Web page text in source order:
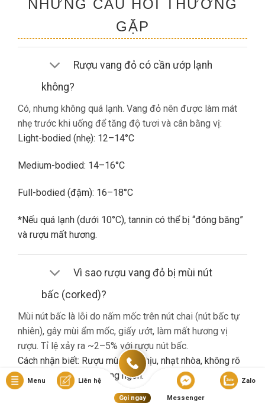
NHỮNG CÂU HỎI THƯỜNG
GẶP
Rượu vang đỏ có cần ướp lạnh
không?
Có, nhưng không quá lạnh. Vang đỏ nên được làm mát
nhẹ trước khi uống để tăng độ tươi và cân bằng vị:
Light-bodied (nhẹ): 12–14°C
Medium-bodied: 14–16°C
Full-bodied (đậm): 16–18°C
*Nếu quá lạnh (dưới 10°C), tannin có thể bị “đóng băng”
và rượu mất hương.
Vì sao rượu vang đỏ bị mùi nút
bấc (corked)?
Mùi nút bấc là lỗi do nấm mốc trên nút chai (nút bấc tự
nhiên), gây mùi ẩm mốc, giấy ướt, làm mất hương vị
rượu. Tỉ lệ xảy ra ~2–5% với rượu nút bấc.
Cách nhận biết: Rượu mùi khó chịu, nhạt nhòa, không rõ
hương trái cây dù là vang ngon.
Nếu gặp lỗi này, bạn nên liên hệ cửa hàng đổi trả (nếu có
Menu Liên hệ
Gọi ngay Messenger
Zalo